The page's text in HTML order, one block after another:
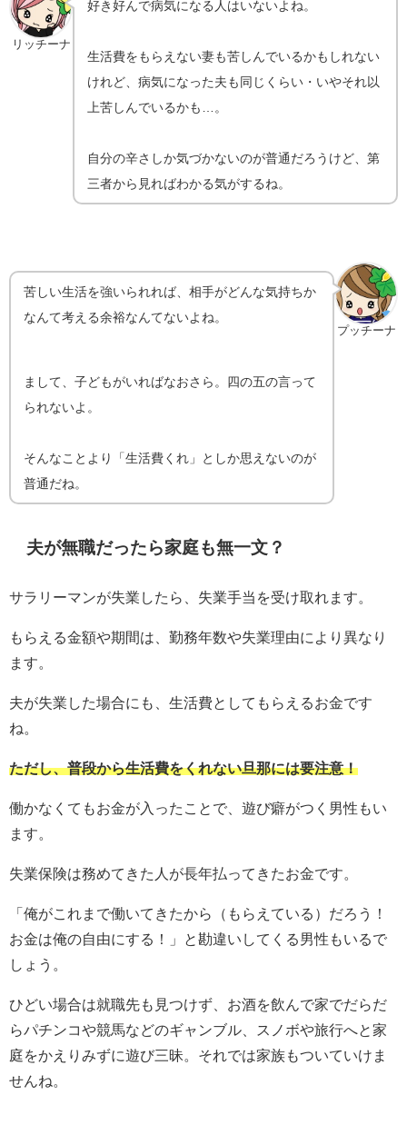
リッチーナ
好き好んで病気になる人はいないよね。
生活費をもらえない妻も苦しんでいるかもしれない
けれど、病気になった夫も同じくらい・いやそれ以
上苦しんでいるかも…。
自分の辛さしか気づかないのが普通だろうけど、第
三者から見ればわかる気がするね。
プッチーナ
苦しい生活を強いられれば、相手がどんな気持ちか
なんて考える余裕なんてないよね。
まして、子どもがいればなおさら。四の五の言って
られないよ。
そんなことより「生活費くれ」としか思えないのが
普通だね。
夫が無職だったら家庭も無一文？
サラリーマンが失業したら、失業手当を受け取れます。
もらえる金額や期間は、勤務年数や失業理由により異なり
ます。
夫が失業した場合にも、生活費としてもらえるお金です
ね。
ただし、普段から生活費をくれない旦那には要注意！
働かなくてもお金が入ったことで、遊び癖がつく男性もい
ます。
失業保険は務めてきた人が長年払ってきたお金です。
「俺がこれまで働いてきたから（もらえている）だろう！
お金は俺の自由にする！」と勘違いしてくる男性もいるで
しょう。
ひどい場合は就職先も見つけず、お酒を飲んで家でだらだ
らパチンコや競馬などのギャンブル、スノボや旅行へと家
庭をかえりみずに遊び三昧。それでは家族もついていけま
せんね。